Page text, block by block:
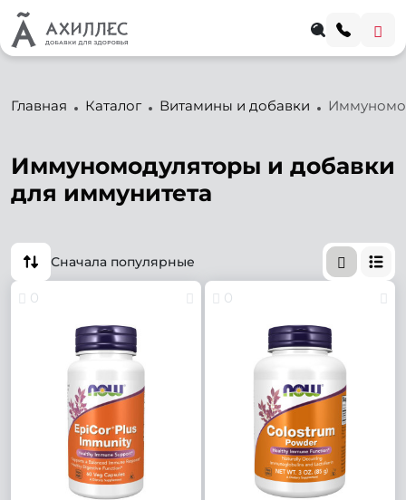
Главная Каталог Витамины и добавки
Иммуномодуляторы и добавки
для иммунитета
Сначала популярные
0 0